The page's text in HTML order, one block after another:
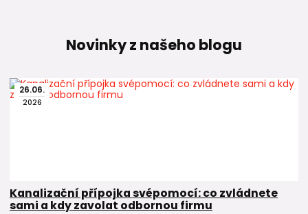
Novinky z našeho blogu
26.06.
2026
Kanalizační přípojka svépomocí: co zvládnete
sami a kdy zavolat odbornou firmu